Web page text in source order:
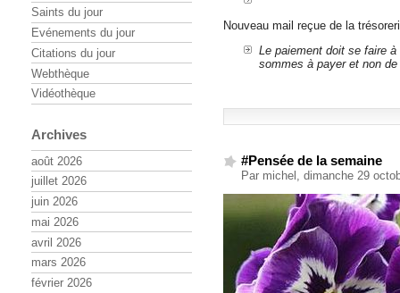
Nouveau mail reçue de la
Le paiement doit se faire
sommes à payer et non
#Pensée de la semaine
Par michel, dimanche 29
Saints du jour
Evénements du jour
Citations du jour
Webthèque
Vidéothèque
Archives
août 2026
juillet 2026
juin 2026
mai 2026
avril 2026
mars 2026
février 2026